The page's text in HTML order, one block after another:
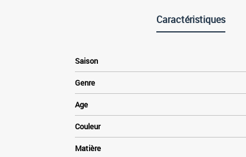
Caractéristiques
Saison
Genre
Age
Couleur
Matière